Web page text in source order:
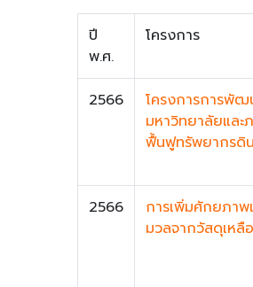
ปี
พ.ศ.
โครงการ
2566
โครงการการพั
มหาวิทยาลัยและ
ฟื้นฟูทรัพยากรดิน
2566
การเพิ่มศักยภาพ
มวลจากวัสดุเหลื